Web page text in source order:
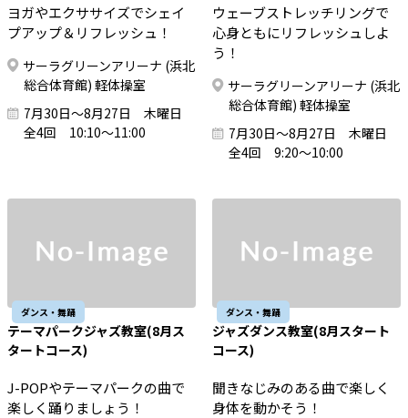
ヨガやエクササイズでシェイ
プアップ＆リフレッシュ！
サーラグリーンアリーナ (浜北
総合体育館) 軽体操室
7月30日～8月27日 木曜日
全4回 10:10～11:00
ウェーブストレッチリングで
心身ともにリフレッシュしよ
う！
サーラグリーンアリーナ (浜北
総合体育館) 軽体操室
7月30日～8月27日 木曜日
全4回 9:20～10:00
ダンス・舞踊
テーマパークジャズ教室(8月ス
タートコース)
J-POPやテーマパークの曲で
楽しく踊りましょう！
ダンス・舞踊
ジャズダンス教室(8月スタート
コース)
聞きなじみのある曲で楽しく
身体を動かそう！